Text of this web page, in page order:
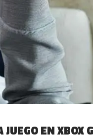
EN XBOX